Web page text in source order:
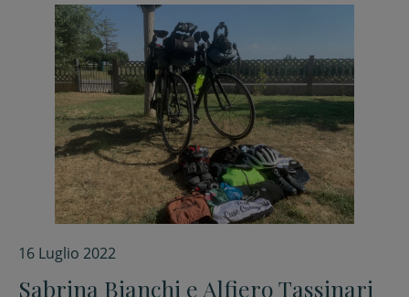
16 Luglio 2022
Sabrina Bianchi e Alfiero Tassinari